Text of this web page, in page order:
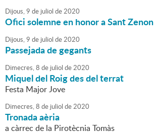
Dijous,9 de juliol de2020
Ofici solemne en honor a Sant Zenon
Dijous,9 de juliol de2020
Passejada de gegants
Dimecres,8 de juliol de2020
Miquel del Roig des del terrat
Festa Major Jove
Dimecres,8 de juliol de2020
Tronada aèria
a càrrec de la Pirotècnia Tomàs